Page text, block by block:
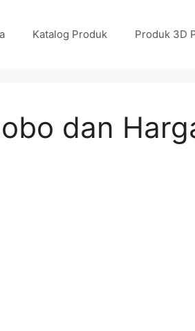
Katalog Produk Produk 3D
dan